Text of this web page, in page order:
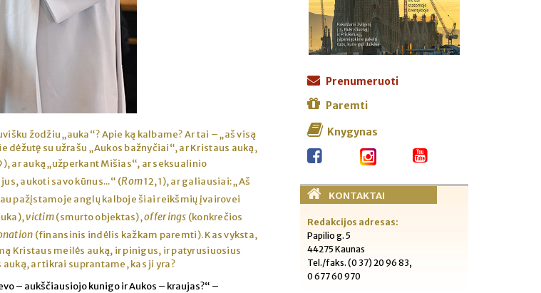
žodžiu „auka“? Apie ką kalbame? Ar tai – „aš visą
dėžutę su užrašu „Aukos bažnyčiai“, ar Kristaus auką,
ar auką „užperkant Mišias“, ar seksualinio
aukoti savo kūnus...“ (Rom12, 1), ar galiausiai: „Aš
pažįstamoje anglų kalboje šiai reikšmių įvairovei
victim(smurto objektas),offerings (konkrečios
(finansinis indėlis kažkam paremti). Kas vyksta,
Kristaus meilės auką, ir pinigus, ir patyrusiuosius
ar tikrai suprantame, kas ji yra?
– aukščiausiojo kunigo ir Aukos – kraujas?“ –
Prenumeruoti
Paremti
Knygynas
KONTAKTAI
Redakcijos adresas:
Papilio g. 5
44275 Kaunas
Tel./faks. (0 37) 20 96 83,
0 677 60 970